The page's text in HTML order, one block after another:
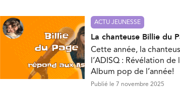
ACTU JEUNESSE
La chanteuse Billie du
Cette année, la
l’ADISQ : Révélation
Album pop de l’année!
Publié le 7 novembre 2025